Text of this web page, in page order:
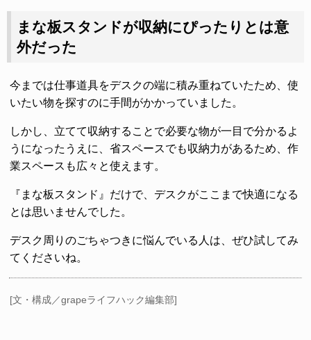
まな板スタンドが収納にぴったりとは意
外だった
今までは仕事道具をデスクの端に積み重ねていたため、使
いたい物を探すのに手間がかかっていました。
しかし、立てて収納することで必要な物が一目で分かるよ
うになったうえに、省スペースでも収納力があるため、作
業スペースも広々と使えます。
『まな板スタンド』だけで、デスクがここまで快適になる
とは思いませんでした。
デスク周りのごちゃつきに悩んでいる人は、ぜひ試してみ
てくださいね。
[文・構成／grapeライフハック編集部]